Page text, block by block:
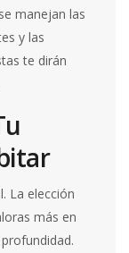
manejan las
y las
te dirán
La elección
más en